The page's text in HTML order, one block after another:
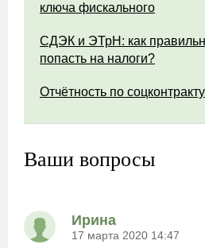
ключа фискального
СДЭК и ЭТрН: как
попасть на налоги?
Отчётность по соцконтракту
Ваши вопросы
Ирина
17 марта 2020 14:47